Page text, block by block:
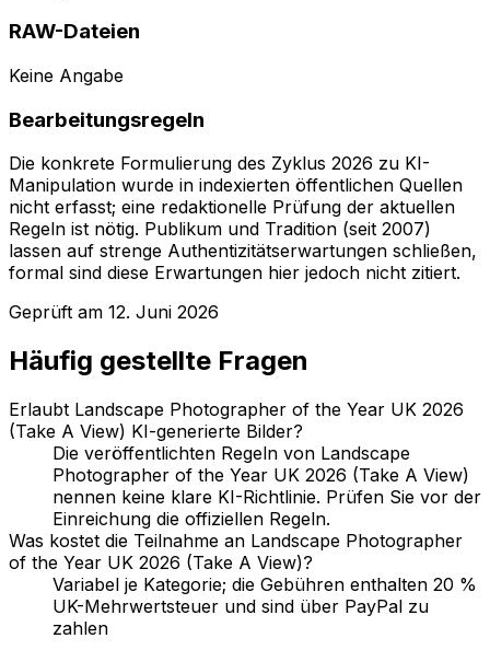
RAW-Dateien
Keine Angabe
Bearbeitungsregeln
Die konkrete Formulierung des Zyklus 2026 zu KI-
Manipulation wurde in indexierten öffentlichen Quellen
nicht erfasst; eine redaktionelle Prüfung der aktuellen
Regeln ist nötig. Publikum und Tradition (seit 2007)
lassen auf strenge Authentizitätserwartungen schließen,
formal sind diese Erwartungen hier jedoch nicht zitiert.
Geprüft am 12. Juni 2026
Häufig gestellte Fragen
Erlaubt Landscape Photographer of the Year UK 2026
(Take A View) KI-generierte Bilder?
Die veröffentlichten Regeln von Landscape
Photographer of the Year UK 2026 (Take A View)
nennen keine klare KI-Richtlinie. Prüfen Sie vor der
Einreichung die offiziellen Regeln.
Was kostet die Teilnahme an Landscape Photographer
of the Year UK 2026 (Take A View)?
Variabel je Kategorie; die Gebühren enthalten 20 %
UK-Mehrwertsteuer und sind über PayPal zu
zahlen